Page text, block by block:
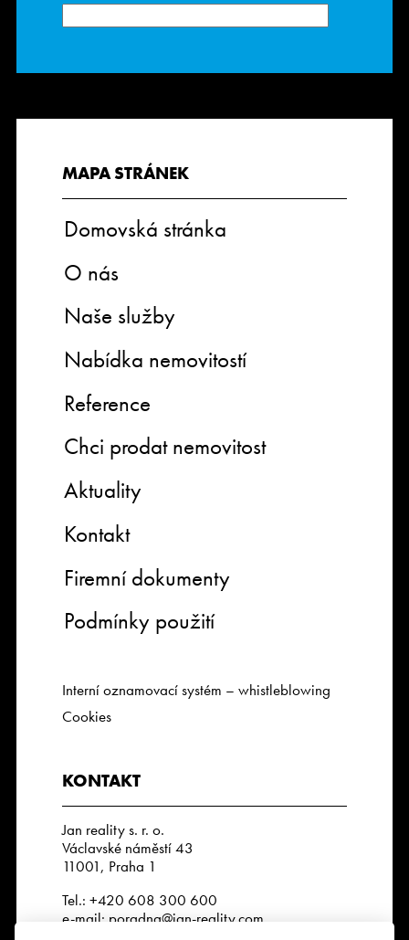
MAPA STRÁNEK
Domovská stránka
O nás
Naše služby
Nabídka nemovitostí
Reference
Chci prodat nemovitost
Aktuality
Kontakt
Firemní dokumenty
Podmínky použití
Interní oznamovací systém – whistleblowing
Cookies
KONTAKT
Jan reality s. r. o.
Václavské náměstí 43
11001, Praha 1
Tel.:+420 608 300 600
e-mail: poradna@jan-reality.com